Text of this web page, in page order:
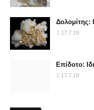
Δολομίτης:
17.7.19
Επίδοτο:
17.7.19